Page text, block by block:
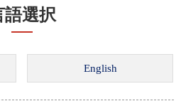
語選択